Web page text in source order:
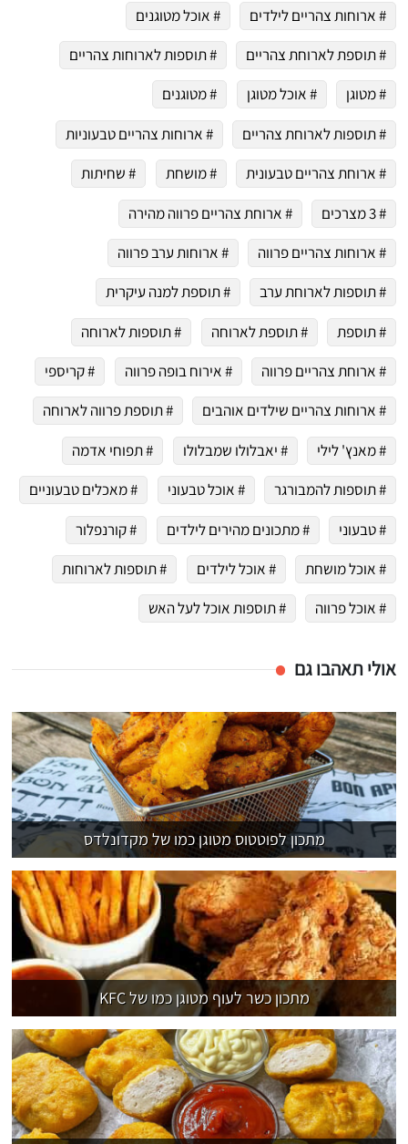
# ארוחות צהריים לילדים
# אוכל מטוגנים
# תוספת לארוחת צהריים
# תוספות לארוחות צהריים
# מטוגן
# אוכל מטוגן
# מטוגנים
# תוספות לארוחת צהריים
# ארוחות צהריים טבעוניות
# ארוחת צהריים טבעונית
# מושחת
# שחיתות
# 3 מצרכים
# ארוחת צהריים פרווה מהירה
# ארוחות צהריים פרווה
# ארוחות ערב פרווה
# תוספות לארוחת ערב
# תוספת למנה עיקרית
# תוספת
# תוספת לארוחה
# תוספות לארוחה
# ארוחת צהריים פרווה
# אירוח בופה פרווה
# קריספי
# ארוחות צהריים שילדים אוהבים
# תוספת פרווה לארוחה
# מאנץ' לילי
# יאבלולו שמבלולו
# תפוחי אדמה
# תוספות להמבורגר
# אוכל טבעוני
# מאכלים טבעוניים
# טבעוני
# מתכונים מהירים לילדים
# קורנפלור
# אוכל מושחת
# אוכל לילדים
# תוספות לארוחות
# אוכל פרווה
# תוספות אוכל לעל האש
אולי תאהבו גם
מתכון לפוטטוס מטוגן כמו של מקדונלדס
מתכון כשר לעוף מטוגן כמו של KFC